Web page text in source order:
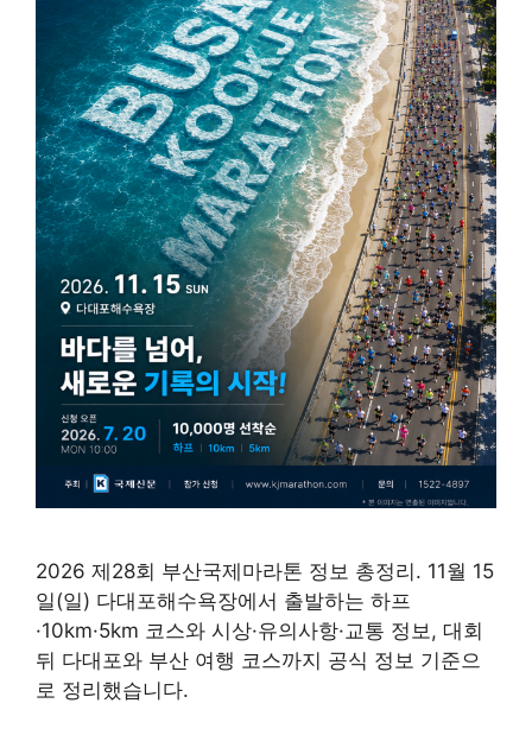
2026 제28회 부산국제마라톤 정보 총정리. 11월 15
일(일) 다대포해수욕장에서 출발하는 하프
·10km·5km 코스와 시상·유의사항·교통 정보, 대회
뒤 다대포와 부산 여행 코스까지 공식 정보 기준으
로 정리했습니다.